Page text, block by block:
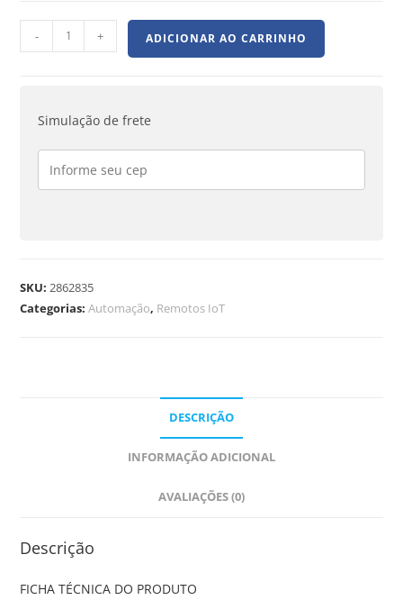
- + ADICIONAR AO CARRINHO
Simulação de frete
SKU:2862835
Categorias:Automação, Remotos IoT
DESCRIÇÃO
INFORMAÇÃO ADICIONAL
AVALIAÇÕES (0)
Descrição
FICHA TÉCNICA DO PRODUTO